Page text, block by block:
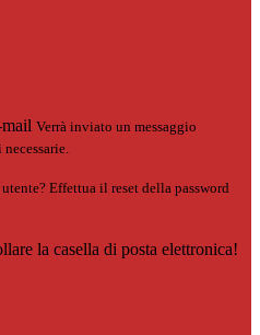
Verrà inviato un messaggio
Effettua il reset della password
la casella di posta elettronica!